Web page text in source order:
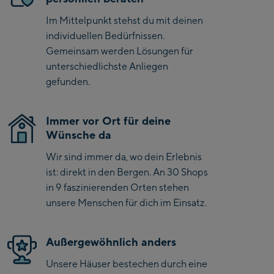
Zell Am See:
Schmittenhöhebahn
Talstation / Valley
station
CityXPress Talstation /
AreitXpress Talstation /
Valley station
Drive-in Areit III
Bergstation / Top
station
Saalfelden:
Saalbach:
Saalbach Life.Style
Im Mittelpunkt stehst du mit deinen
individuellen Bedürfnissen.
Gemeinsam werden Lösungen für
unterschiedlichste Anliegen
gefunden.
Immer vor Ort für deine
Wünsche da
Wir sind immer da, wo dein Erlebnis
ist: direkt in den Bergen. An 30 Shops
in 9 faszinierenden Orten stehen
unsere Menschen für dich im Einsatz.
Außergewöhnlich anders
Unsere Häuser bestechen durch eine